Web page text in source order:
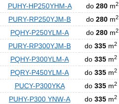
PUHY-HP250YHM-A
do 280 m2
PURY-RP250YJM-B
do 280 m2
PQHY-P250YLM-A
do 280 m2
PURY-RP300YJM-B
do 335m2
PQHY-P300YLM-A
do 335m2
PQRY-P450YLM-A
do 335m2
PUCY-P300YKA
do 335m2
PUHY-P300 YNW-A
do 335m2